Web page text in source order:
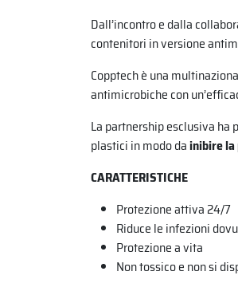
Dall’incontro e dalla
contenitori in versione
Copptech è una
antimicrobiche con
La partnership esclusiva
plastici in modo dainibire
CARATTERISTICHE
Protezione attiva 24/7
Riduce le infezioni
Protezione a vita
Non tossico e non si